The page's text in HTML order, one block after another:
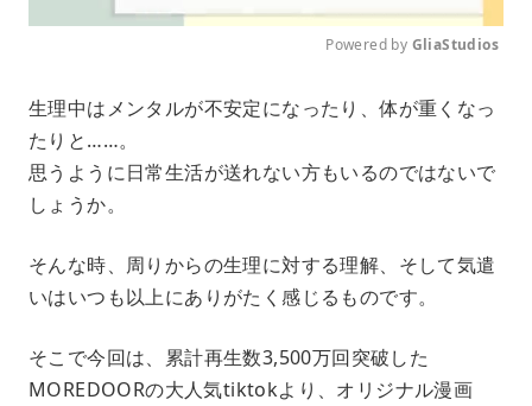
u
e
Powered by GliaStudios
生理中はメンタルが不安定になったり、体が重くなっ
たりと……。
思うように日常生活が送れない方もいるのではないで
しょうか。
そんな時、周りからの生理に対する理解、そして気遣
いはいつも以上にありがたく感じるものです。
そこで今回は、累計再生数3,500万回突破した
MOREDOORの大人気tiktokより、オリジナル漫画